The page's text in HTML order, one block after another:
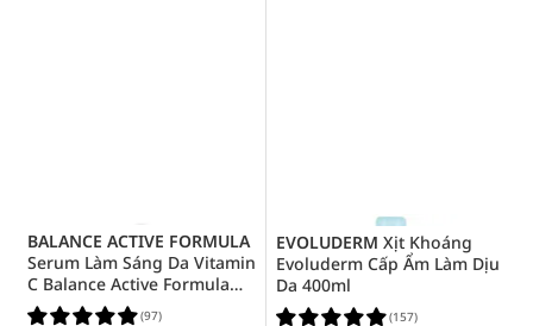
BALANCE ACTIVE FORMULA
Serum Làm Sáng Da Vitamin
C Balance Active Formula
30ml
(97)
EVOLUDERM Xịt Khoáng
Evoluderm Cấp Ẩm Làm Dịu
Da 400ml
(157)